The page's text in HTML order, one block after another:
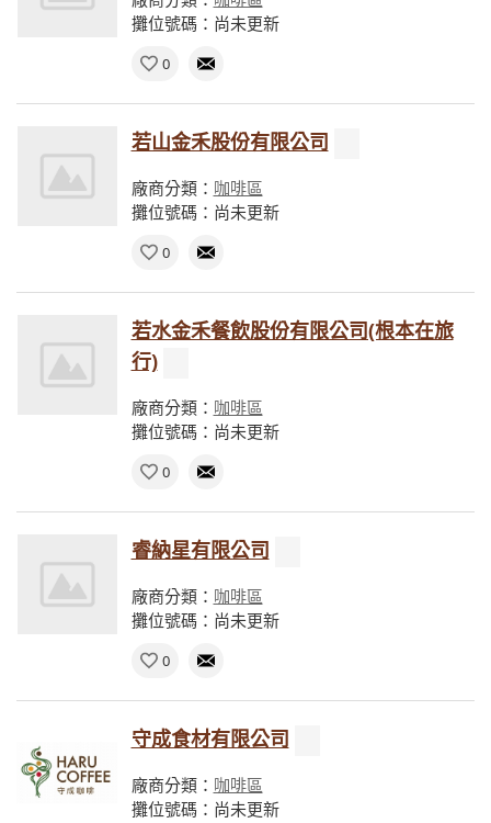
攤位號碼：尚未更新
0
若山金禾股份有限公司
廠商分類： 咖啡區
攤位號碼：尚未更新
0
若水金禾餐飲股份有限公司(根本在旅
行)
廠商分類： 咖啡區
攤位號碼：尚未更新
0
睿納星有限公司
廠商分類： 咖啡區
攤位號碼：尚未更新
0
守成食材有限公司
廠商分類： 咖啡區
攤位號碼：尚未更新